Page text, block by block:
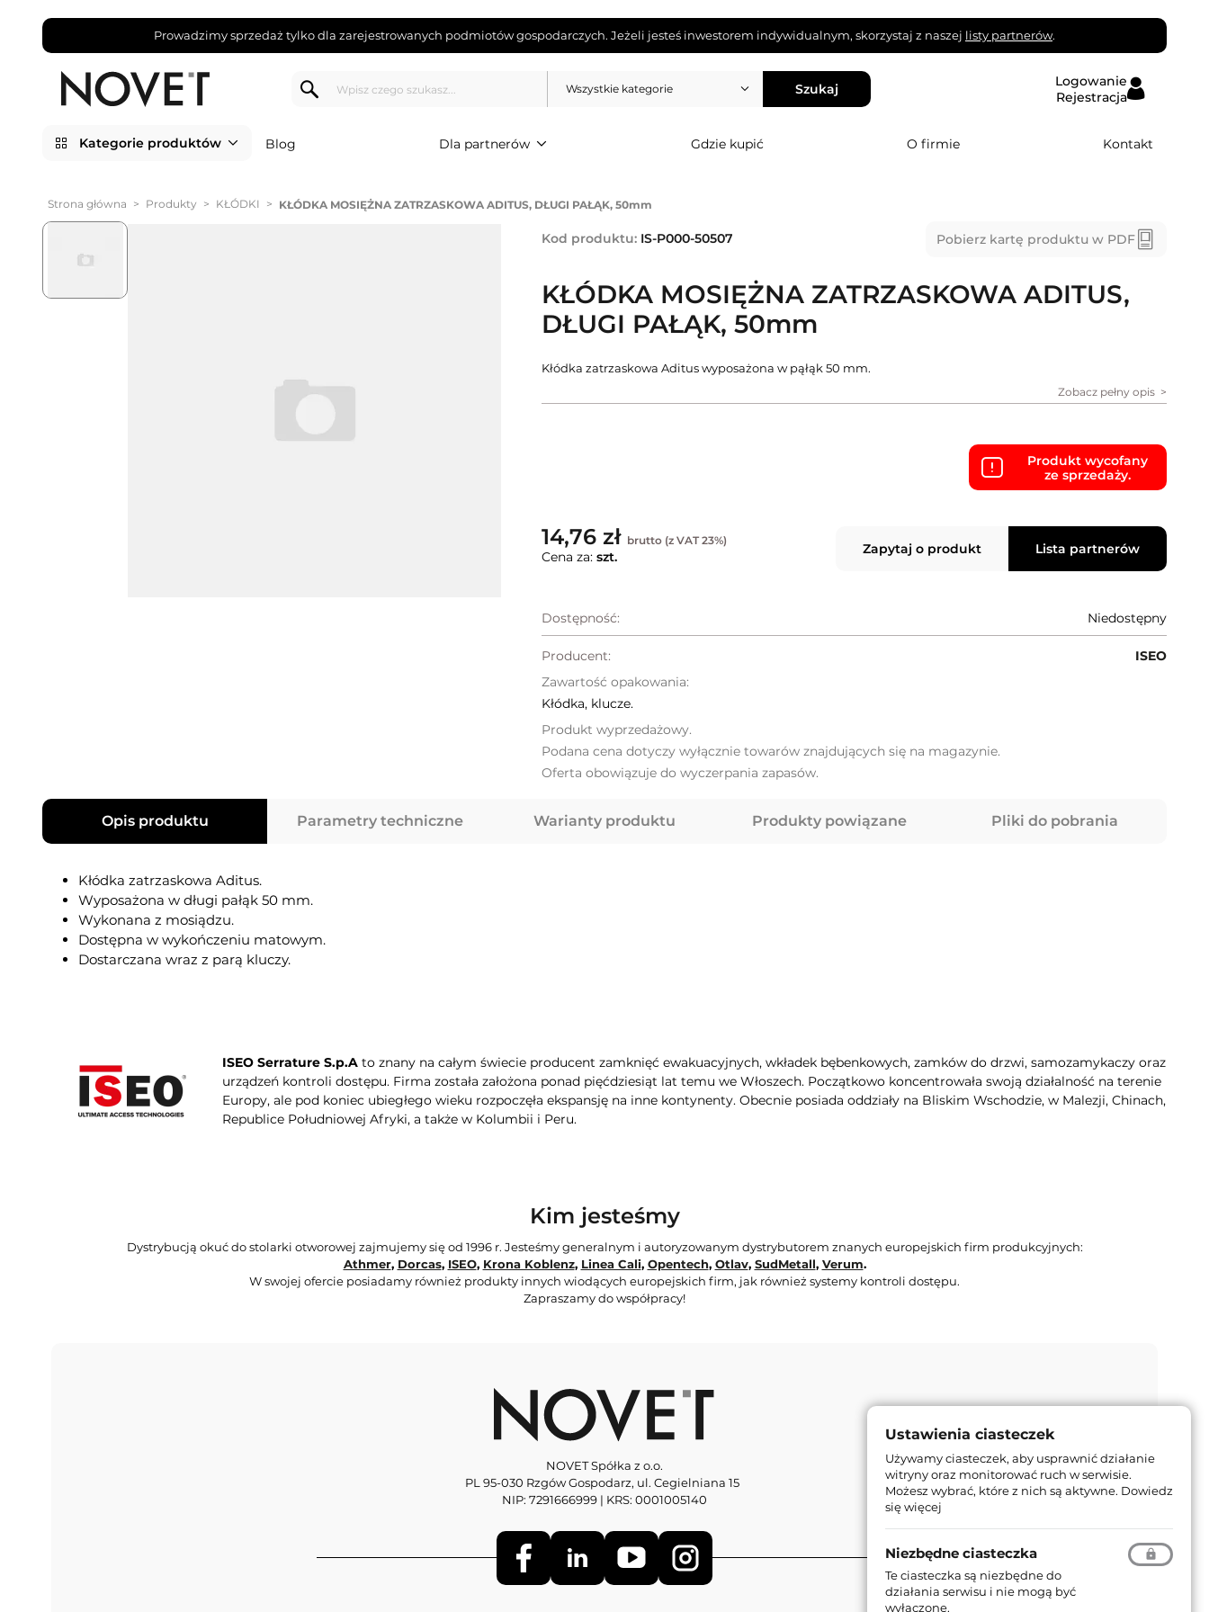
Prowadzimy sprzedaż tylko dla zarejestrowanych podmiotów gospodarczych. Jeżeli jesteś inwestorem indywidualnym, skorzystaj z naszej listy partnerów.
Wszystkie kategorie Szukaj
Logowanie
Rejestracja
Kategorie produktów Blog Dla partnerów Gdzie kupić O firmie Kontakt
Strona główna > Produkty > KŁÓDKI > KŁÓDKA MOSIĘŻNA ZATRZASKOWA ADITUS, DŁUGI PAŁĄK, 50mm
Kod produktu: IS-P000-50507 Pobierz kartę produktu w PDF
KŁÓDKA MOSIĘŻNA ZATRZASKOWA ADITUS,
DŁUGI PAŁĄK, 50mm
Kłódka zatrzaskowa Aditus wyposażona w pąłąk 50 mm.
Zobacz pełny opis
Produkt wycofany
ze sprzedaży.
14,76 zł brutto (z VAT 23%)
Cena za: szt. Zapytaj o produkt Lista partnerów
Dostępność: Niedostępny
Producent:
ISEO
Zawartość opakowania:
Kłódka, klucze.
Produkt wyprzedażowy.
Podana cena dotyczy wyłącznie towarów znajdujących się na magazynie.
Oferta obowiązuje do wyczerpania zapasów.
Opis produktu Parametry techniczne Warianty produktu Produkty powiązane Pliki do pobrania
Kłódka zatrzaskowa Aditus.
Wyposażona w długi pałąk 50 mm.
Wykonana z mosiądzu.
Dostępna w wykończeniu matowym.
Dostarczana wraz z parą kluczy.
ISEO Serrature S.p.A to znany na całym świecie producent zamknięć ewakuacyjnych, wkładek bębenkowych, zamków do drzwi, samozamykaczy oraz
urządzeń kontroli dostępu. Firma została założona ponad pięćdziesiąt lat temu we Włoszech. Początkowo koncentrowała swoją działalność na terenie
Europy, ale pod koniec ubiegłego wieku rozpoczęła ekspansję na inne kontynenty. Obecnie posiada oddziały na Bliskim Wschodzie, w Malezji, Chinach,
Republice Południowej Afryki, a także w Kolumbii i Peru.
Kim jesteśmy
Dystrybucją okuć do stolarki otworowej zajmujemy się od 1996 r. Jesteśmy generalnym i autoryzowanym dystrybutorem znanych europejskich firm produkcyjnych:
Athmer, Dorcas, ISEO, Krona Koblenz, Linea Cali, Opentech, Otlav, SudMetall, Verum.
W swojej ofercie posiadamy również produkty innych wiodących europejskich firm, jak również systemy kontroli dostępu.
Zapraszamy do współpracy!
NOVET Spółka z o.o.
PL 95-030 Rzgów Gospodarz, ul. Cegielniana 15
NIP: 7291666999 | KRS: 0001005140
Ustawienia ciasteczek
Używamy ciasteczek, aby usprawnić działanie
witryny oraz monitorować ruch w serwisie.
Możesz wybrać, które z nich są aktywne. Dowiedz
się więcej
Niezbędne ciasteczka
Te ciasteczka są niezbędne do
działania serwisu i nie mogą być
wyłączone.